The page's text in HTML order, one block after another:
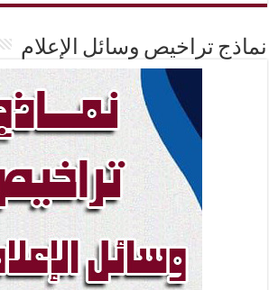
نماذج تراخيص وسائل الإعلام